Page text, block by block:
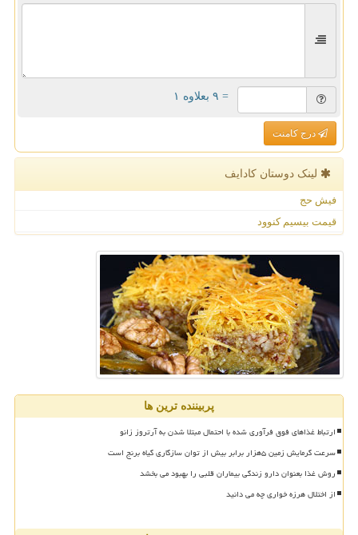
= ۹ بعلاوه ۱
درج کامنت
لینک دوستان كادایف
فیش حج
قیمت بیسیم کنوود
پربیننده ترین ها
ارتباط غذاهای فوق فرآوری شده با احتمال مبتلا شدن به آرتروز زانو
سرعت گرمایش زمین ۵هزار برابر بیش از توان سازگاری گیاه برنج است
روش غذا بعنوان دارو زندگی بیماران قلبی را بهبود می بخشد
از اختلال هرزه خواری چه می دانید